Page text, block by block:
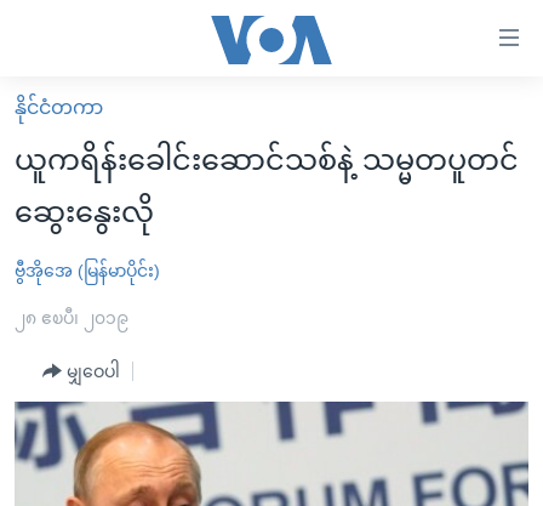
လွယ်ကူ
စေ
Link
များ
ပင်မ
ကျော်
ကြည့်
မူလစာမျက်နှာ
မြန်မာ
ကမ္ဘာ့သတင်းများ
နိုင်ငံတကာ
အစ္စရေး-ပါလက်စတိုင်း
ဗွီဒီယို
အင်္ဂလိပ်စာလေ့လာမယ်
အမေရိကန်သုံးအီဒီယံ
မကြေးမုံရဲ့ အင်္ဂလိပ်စာ
အပတ်စဉ်ကဏ္ဍများ
ရေဒီယို
ရေဒီယိုနှင့်ရုပ်သံ အချက်အလက်များ
နိုင်ငံတကာ
ယူကရိန်းခေါင်းဆောင်သစ်နဲ့ သမ္မတပူတင်
ဆွေးနွေးလို
ဗွီအိုအေ (မြန်မာပိုင်း)
၂၈ ဧၿပီ၊ ၂၀၁၉
မျှဝေပါ